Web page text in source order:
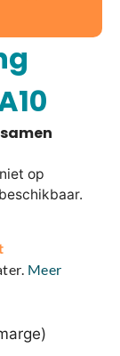
op
Meer